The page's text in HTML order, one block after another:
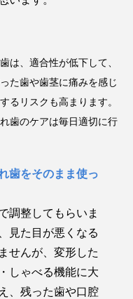
は、適合性が低下して、
た歯や歯茎に痛みを感じ
るリスクも高まります。
歯のケアは毎日適切に行
歯をそのまま使っ
調整してもらいま
見た目が悪くなる
せんが、変形した
しゃべる機能に大
、残った歯や口腔